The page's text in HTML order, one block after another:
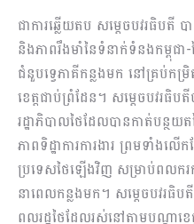
ជាការឆ្លើយតប សម្ដេចបវរធិបតី ប
និងភាពរឹងមាំនៃទំនាក់ទំនងកម្ពុជ
ជំនួបទ្វេភាគីកន្លងមក នៅគ្រប់កម្
ខេត្តជាប់ព្រំដែន។ សម្ដេចបវរ
រដ្ឋាភិបាលថៃដែលបានកាត់បន្ថយត
ភាពទិដ្ឋាការការងារ ព្រមទាំងល
ប្រទេសថៃឡើងវិញ សម្រាប់ពលករ
នាពេលកន្លងមក។ សម្ដេចបវរធិប
ពលរដ្ឋថៃដែលរស់នៅតាមបណ្ដាខេ